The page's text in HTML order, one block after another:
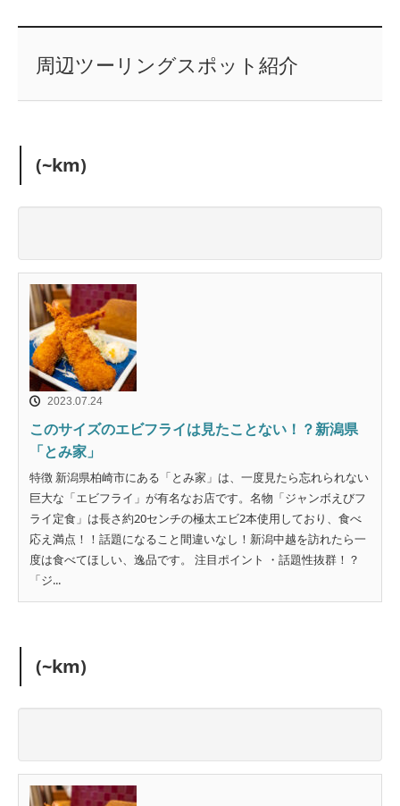
周辺ツーリングスポット紹介
(~km)
2023.07.24
このサイズのエビフライは見たことない！？新潟県
「とみ家」
特徴 新潟県柏崎市にある「とみ家」は、一度見たら忘れられない
巨大な「エビフライ」が有名なお店です。名物「ジャンボえびフ
ライ定食」は長さ約20センチの極太エビ2本使用しており、食べ
応え満点！！話題になること間違いなし！新潟中越を訪れたら一
度は食べてほしい、逸品です。 注目ポイント ・話題性抜群！？
「ジ...
(~km)